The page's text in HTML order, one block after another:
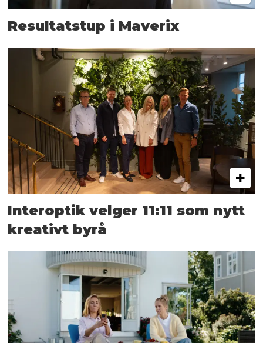
Resultatstup i Maverix
Interoptik velger 11:11 som nytt
kreativt byrå